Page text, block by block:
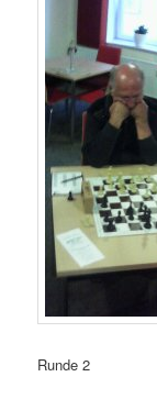
Runde 2